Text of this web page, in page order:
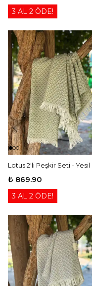
3 AL 2 ÖDE!
Lotus 2'li Peşkir Seti - Yesil
₺ 869.90
3 AL 2 ÖDE!